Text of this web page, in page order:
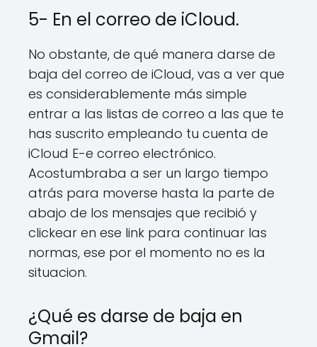
5- En el correo de iCloud.
No obstante, de qué manera darse de
baja del correo de iCloud, vas a ver que
es considerablemente más simple
entrar a las listas de correo a las que te
has suscrito empleando tu cuenta de
iCloud E-e correo electrónico.
Acostumbraba a ​​ser un largo tiempo
atrás para moverse hasta la parte de
abajo de los mensajes que recibió y
clickear en ese link para continuar las
normas, ese por el momento no es la
situacion.
¿Qué es darse de baja en
Gmail?